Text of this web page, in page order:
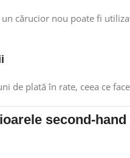
cărucior nou poate fi
de plată în rate, ceea ce
second-hand